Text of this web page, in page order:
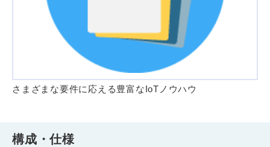
さまざまな要件に応える豊富なIoTノウハウ
構成・仕様